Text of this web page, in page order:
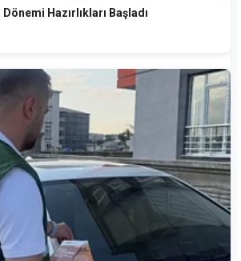
Hazırlıkları Başladı